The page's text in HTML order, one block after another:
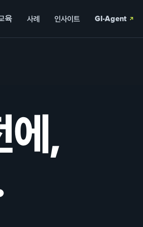
육 사례 인사이트 GI-Agent ↗
에,